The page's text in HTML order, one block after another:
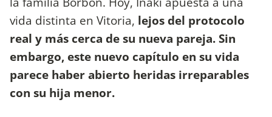
vida distinta en Vitoria, lejos del protocolo
real y más cerca de su nueva pareja. Sin
embargo, este nuevo capítulo en su vida
parece haber abierto heridas irreparables
con su hija menor.